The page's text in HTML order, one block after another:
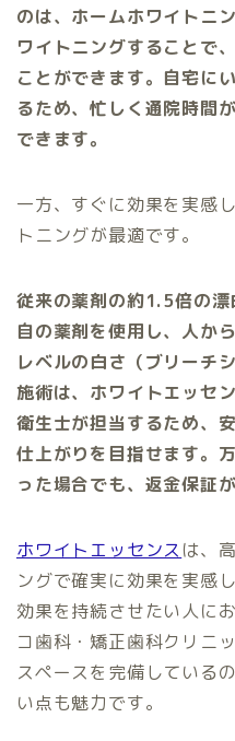
のは、ホームホワイトニ
ワイトニングすることで
ことができます。自宅に
るため、忙しく通院時間
できます。
一方、すぐに効果を実感
トニングが最適です。
従来の薬剤の約1.5倍の
自の薬剤を使用し、人か
レベルの白さ（ブリーチ
施術は、ホワイトエッセ
衛生士が担当するため、
仕上がりを目指せます。
った場合でも、返金保証
ホワイトエッセンス は、
ングで確実に効果を実感
効果を持続させたい人に
コ歯科・矯正歯科クリニ
スペースを完備している
い点も魅力です。